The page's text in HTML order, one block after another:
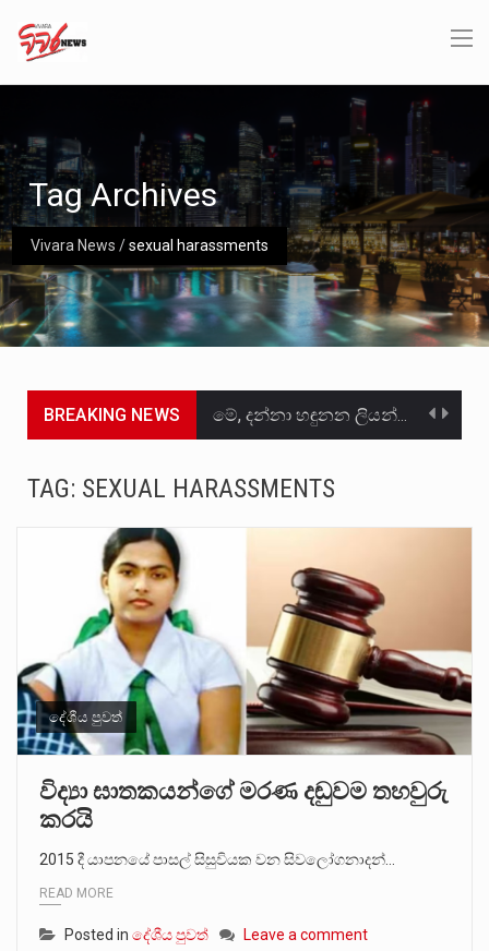
Vivara News /sexual harassments
Tag Archives
BREAKING NEWS මේ, දන්නා හඳුනන ලියන්නකුගේ නන්නාඳුනන අඩවියක සැරිසරා ලද ආස්වාදනීය මොහොතක සිංහාවලෝකනයකි .කෙටි කවියක දිගු බර…
මහර බන්ධනාගාරයේ අද ඇතිවූ සිද්ධියෙන් තුවාල ලැබූ බව කියන රැඳවියන් ගණන ඉහළ ගොස් තිබේ. ඒ…
අගෝස්තු මස දෙවන ඉරිදා ලිට් රූම් සූම් සංවාදය පැවැත්වෙන්නේ "කතා කරන මහ වැව" නම් නකතාවක්…
ගොවියන්ගේ ප්‍රශ්න, ධීවරයන්ගේ ප්‍රශ්න, සෞඛය ප්‍රශ්න, වැටු ප්‍ර්ශ්න, රැකියා විරහිත ප්‍රශ්න මේ සියලු ප්‍රශ්නවලට තනි…
TAG: SEXUAL HARASSMENTS
දේශීය පුවත්
විද්‍යා ඝාතකයන්ගේ මරණ දඬුවම තහවුරු
කරයි
2015 දී යාපනයේ පාසල් සිසුවියක වන සිවලෝගනාදන්…
READ MORE
Posted in දේශීය පුවත් Leave a comment